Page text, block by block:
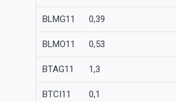
BLMG11 0,39
BLMO11 0,53
BTAG11 1,3
BTCI11 0,1